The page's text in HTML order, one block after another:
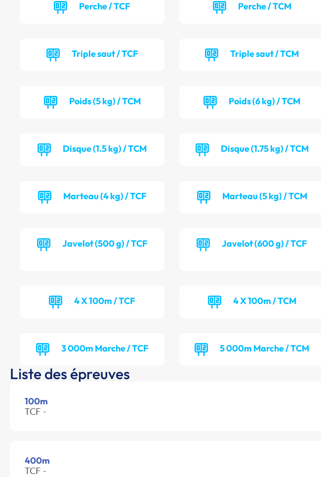
Perche / TCF Perche / TCM
Triple saut / TCF Triple saut / TCM
Poids (5 kg) / TCM Poids (6 kg) / TCM
Disque (1.5 kg) / TCM Disque (1.75 kg) / TCM
Marteau (4 kg) / TCF Marteau (5 kg) / TCM
Javelot (500 g) / TCF Javelot (600 g) / TCF
4 X 100m / TCF 4 X 100m / TCM
3 000m Marche / TCF 5 000m Marche / TCM
Liste des épreuves
100m
TCF -
400m
TCF -